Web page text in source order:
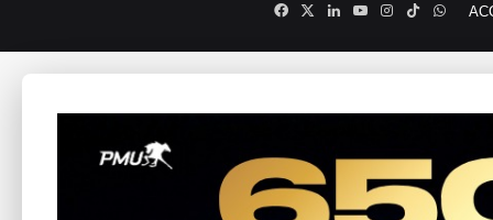
Facebook
X LinkedinYouTubeInstagram
TikTok